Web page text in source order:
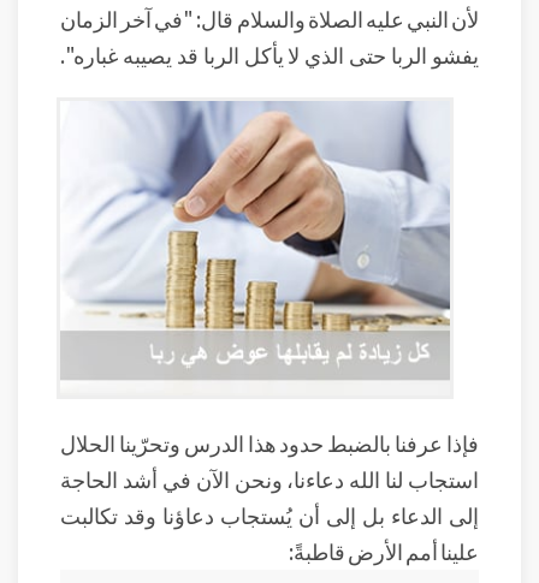
لأن النبي عليه الصلاة والسلام قال: "في آخر الزمان
يفشو الربا حتى الذي لا يأكل الربا قد يصيبه غباره".
فإذا عرفنا بالضبط حدود هذا الدرس وتحرّينا الحلال
استجاب لنا الله دعاءنا، ونحن الآن في أشد الحاجة
إلى الدعاء بل إلى أن يُستجاب دعاؤنا وقد تكالبت
علينا أمم الأرض قاطبةً: